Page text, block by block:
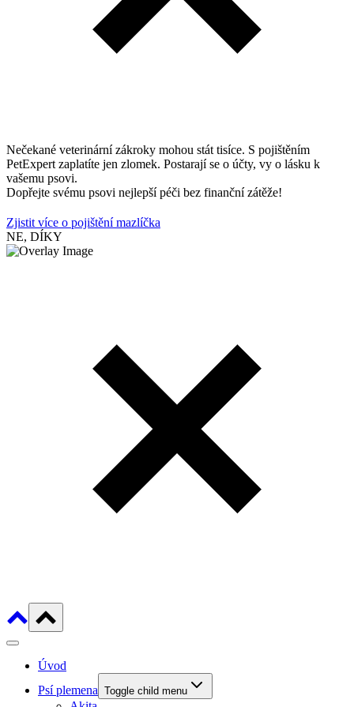
Nečekané veterinární zákroky mohou stát tisíce. S pojištěním
PetExpert zaplatíte jen zlomek. Postarají se o účty, vy o lásku k
vašemu psovi.
Dopřejte svému psovi nejlepší péči bez finanční zátěže!
Zjistit více o pojištění mazlíčka
NE, DÍKY
Úvod
Psí plemena Toggle child menu